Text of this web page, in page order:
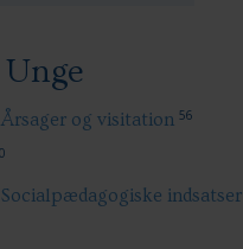
og visitation 56
indsatser